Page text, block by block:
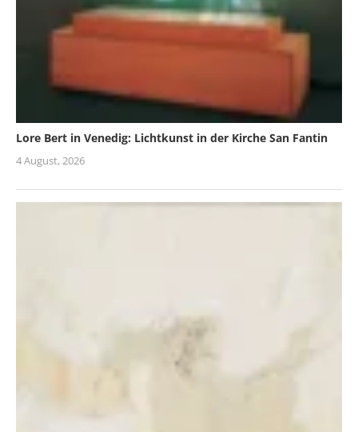
Lore Bert in Venedig: Lichtkunst in der Kirche San Fantin
4 August, 2026